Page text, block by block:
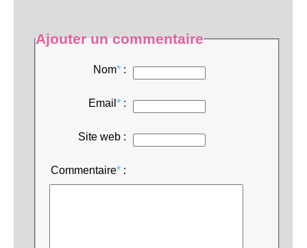
Ajouter un commentaire
Nom* :
Email *:
Site web :
Commentaire*: